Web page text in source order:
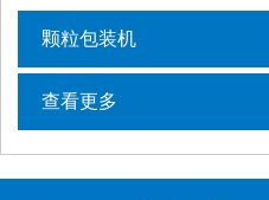
颗粒包装机
查看更多